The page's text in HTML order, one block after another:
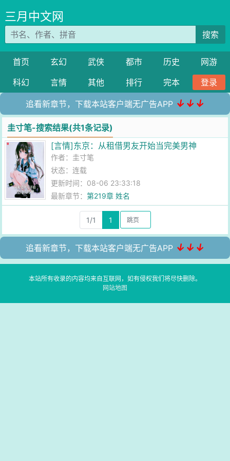
三月中文网
搜索
首页 玄幻 武侠 都市 历史
网游
科幻
言情 其他 排行 完本 登录
追看新章节，下载本站客户端无广告APP ↓↓↓
圭寸笔-搜索结果(共1条记录)
[言情]东京：从租借男友开始当完美男神
作者： 圭寸笔
状态：连载
更新时间：08-06 23:33:18
最新章节：第219章 姓名
1/1 1
追看新章节，下载本站客户端无广告APP ↓↓↓
本站所有收录的内容均来自互联网，如有侵权我们将尽快删除。
网站地图